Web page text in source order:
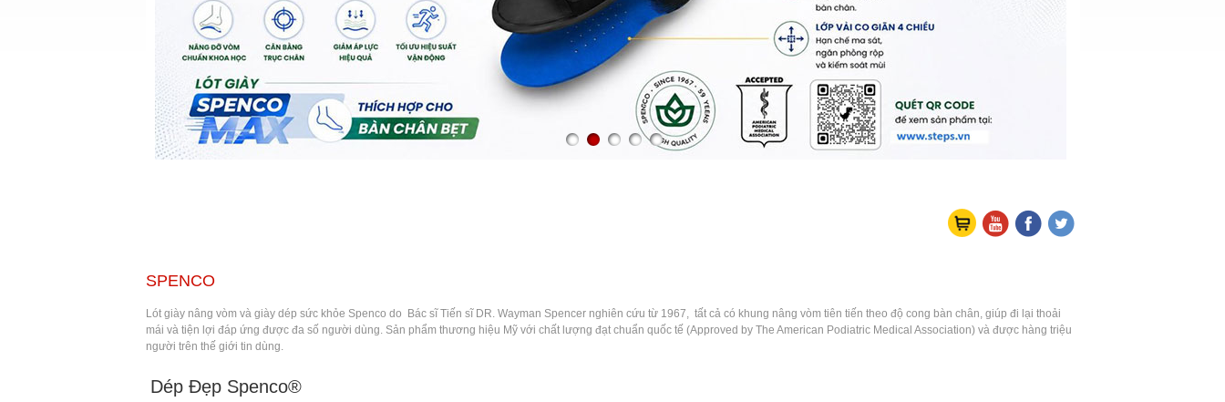
SPENCO
Lót giày nâng vòm và giày dép sức khỏe Spenco do Bác sĩ Tiến sĩ DR. Wayman Spencer nghiên cứu từ 1967, tất cả có khung nâng vòm tiên tiến theo độ cong bàn chân, giúp đi lại thoải
mái và tiện lợi đáp ứng được đa số người dùng. Sản phẩm thương hiệu Mỹ với chất lượng đạt chuẩn quốc tế (Approved by The American Podiatric Medical Association) và được hàng triệu
người trên thế giới tin dùng.
Dép Đẹp Spenco®